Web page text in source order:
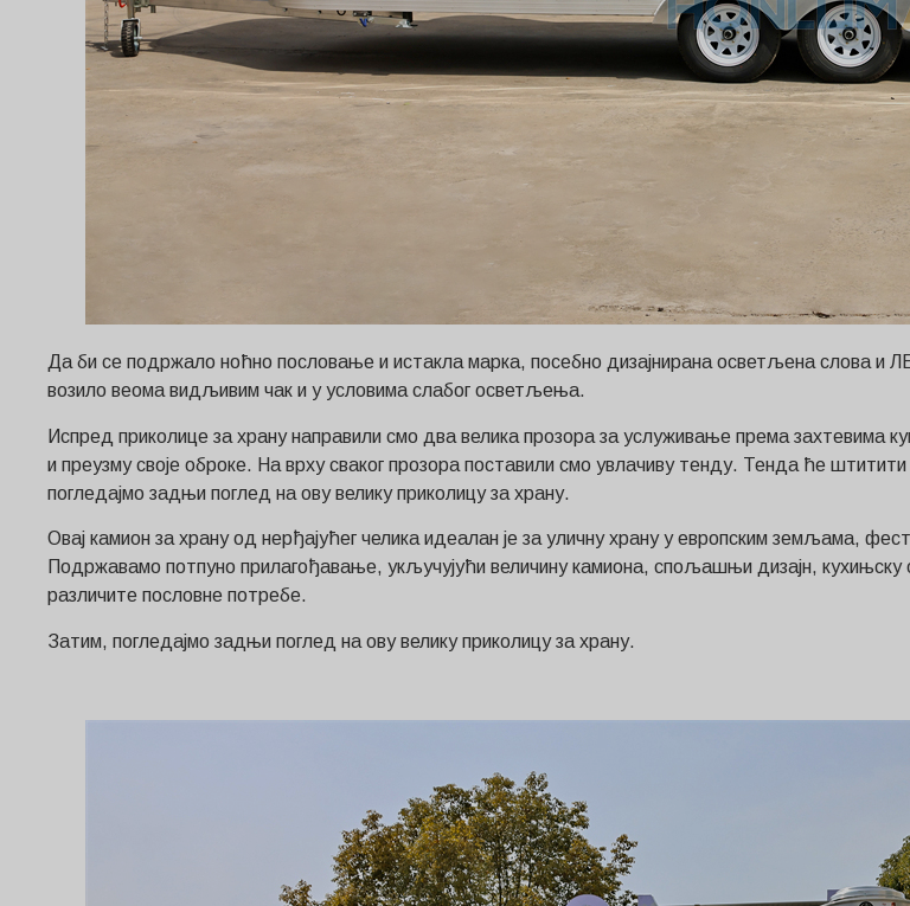
Да би се подржало ноћно пословање и истакла марка, посебно дизајнирана осветљена слова и
возило веома видљивим чак и у условима слабог осветљења.
Испред приколице за храну направили смо два велика прозора за услуживање према захтевима
и преузму своје оброке. На врху сваког прозора поставили смо увлачиву тенду. Тенда ће
погледајмо задњи поглед на ову велику приколицу за храну.
Овај камион за храну од нерђајућег челика идеалан је за уличну храну у европским земљама,
Подржавамо потпуно прилагођавање, укључујући величину камиона, спољашњи дизајн,
различите пословне потребе.
Затим, погледајмо задњи поглед на ову велику приколицу за храну.